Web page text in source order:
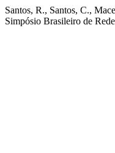
Santos, R., Santos, C.,
Simpósio Brasileiro de